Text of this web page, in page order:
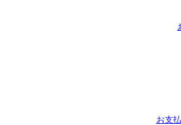
お支